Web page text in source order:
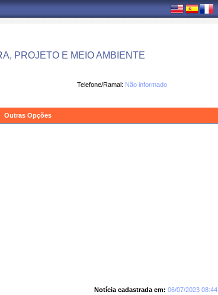
PROJETO E MEIO AMBIENTE
Telefone/Ramal: Não informado
Outras Opções
Notícia cadastrada em: 06/07/2023 08:44